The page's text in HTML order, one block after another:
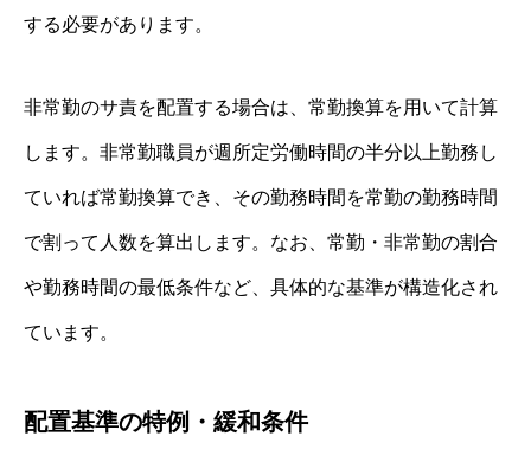
する必要があります。
非常勤のサ責を配置する場合は、常勤換算を用いて計算
します。非常勤職員が週所定労働時間の半分以上勤務し
ていれば常勤換算でき、その勤務時間を常勤の勤務時間
で割って人数を算出します。なお、常勤・非常勤の割合
や勤務時間の最低条件など、具体的な基準が構造化され
ています。
配置基準の特例・緩和条件